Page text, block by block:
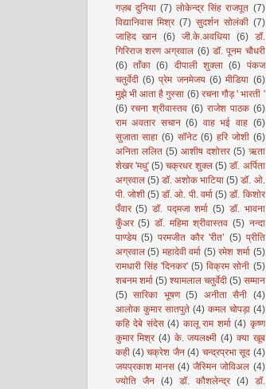
गज़ब दुनिया (7) लोकेन्द्र सिंह राजपूत (7)
विद्यानिवास मिश्र (7) सुदर्शन सोलंकी (7)
जाहिद खान (6) जी.के.अवधिया (6) डॉ.
गिरिराज शरण अग्रवाल (6) डॉ. पूनम चौधरी
(6) ताँका (6) दीपाली शुक्ला (6) पंकज
चतुर्वेदी (6) प्रेम जनमेजय (6) मीडिया (6)
मुझे भी आता है गुस्सा (6) रचना गौड़ ' भारती '
(6) रचना श्रीवास्तव (6) राजेश पाठक (6)
राम अवतार सचान (6) वाह भई वाह (6)
सुजाता साहा (6) सॉनेट (6) हरि जोशी (6)
अनिता ललित (5) आशीष दशोत्तर (5) ऋता
शेखर 'मधु' (5) चक्रधर शुक्ल (5) डॉ. अर्पिता
अग्रवाल (5) डॉ. अशोक भाटिया (5) डॉ. ओ.
पी. जोशी (5) डॉ. ओ. पी. वर्मा (5) डॉ. किशोर
पँवार (5) डॉ. पद्मजा शर्मा (5) डॉ. भावना
कुँअर (5) डॉ. महिमा श्रीवास्तव (5) नन्दा
पाण्डेय (5) परमजीत कौर 'रीत’ (5) प्रीति
अग्रवाल (5) महादेवी वर्मा (5) रमेश शर्मा (5)
रामधारी सिंह 'दिनकर' (5) विक्रम सोनी (5)
शबनम शर्मा (5) श्यामलाल चतुर्वेदी (5) सम्मान
(5) सारिका भूषण (5) अनीता सैनी (4)
आलोक कुमार सातपुते (4) कमल चोपड़ा (4)
कहि देबे संदेस (4) कालू राम शर्मा (4) कृष्ण
कुमार मिश्र (4) के. जयलक्ष्मी (4) क्या खूब
कही (4) चक्रेश जैन (4) चन्द्रप्रभा सूद (4)
जयप्रकाश मानस (4) जैस्मिन जोविअल (4)
ज्योति जैन
(4) डॉ. कौशलेन्द्र (4)
डॉ.